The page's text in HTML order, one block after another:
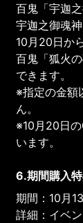
百鬼「宇迦
宇迦之御魂
10月20日か
百鬼「狐火
できます。
※指定の金額
ん。
※10月20日
います。
6.期間購入
期間：10月
詳細：イベ